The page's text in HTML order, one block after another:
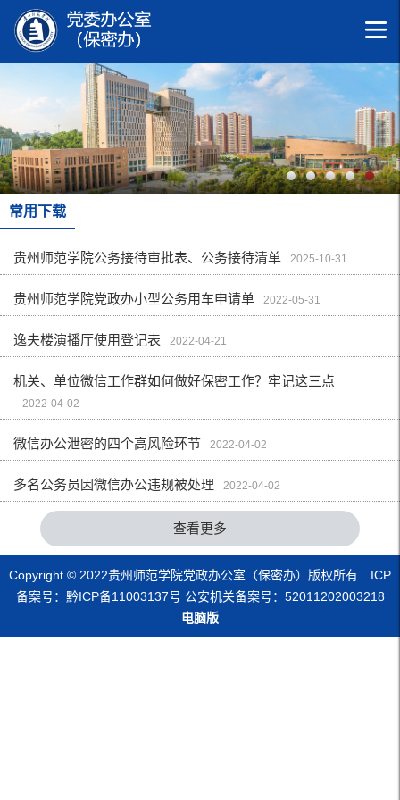
常用下载
贵州师范学院公务接待审批表、公务接待清单 2025-10-31
贵州师范学院党政办小型公务用车申请单 2022-05-31
逸夫楼演播厅使用登记表 2022-04-21
机关、单位微信工作群如何做好保密工作？牢记这三点
2022-04-02
微信办公泄密的四个高风险环节 2022-04-02
多名公务员因微信办公违规被处理 2022-04-02
查看更多
Copyright © 2022贵州师范学院党政办公室（保密办）版权所有 ICP
备案号：黔ICP备11003137号 公安机关备案号：52011202003218
电脑版